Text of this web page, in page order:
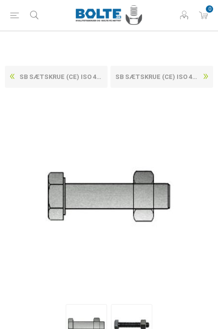
0
SB SÆTSKRUE (CE) ISO 4017 ELFORZINKET STÅL KL. 8.8 INKL. ISO-4032 MØTRIK IHT EN 15048 M16X90 (25 STK) SB SÆTSKRUE (CE) ISO 4017 ELFORZINKET STÅL KL. 8.8 INKL. ISO-4032 MØTRIK IHT EN 15048 M20X110 (25 STK)